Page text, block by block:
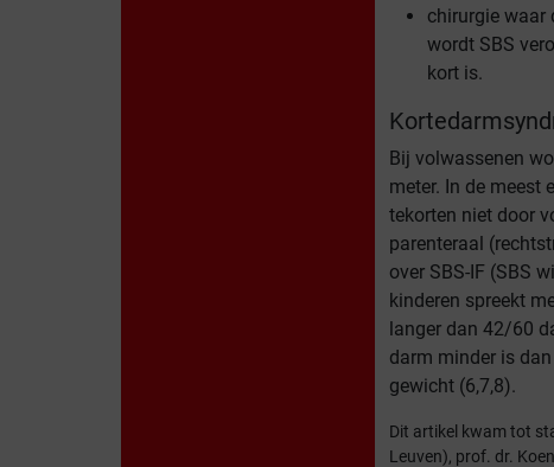
chirurgie waar
wordt SBS
kort is.
Bij volwassenen
meter. In de meest
tekorten niet door
parenteraal
over SBS-IF (SBS
kinderen spreekt
langer dan 42/60
darm minder is
gewicht (6,7,8).
Dit artikel kwam tot
Leuven), prof. dr.